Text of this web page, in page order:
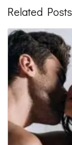
Related Posts